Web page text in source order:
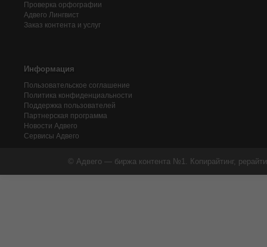
Проверка орфографии
Адвего Лингвист
Заказ контента и услуг
Информация
Пользовательское соглашение
Политика конфиденциальности
Поддержка пользователей
Партнерская программа
Новости Адвего
Сервисы Адвего
© Адвего — биржа контента №1. Копирайтинг,